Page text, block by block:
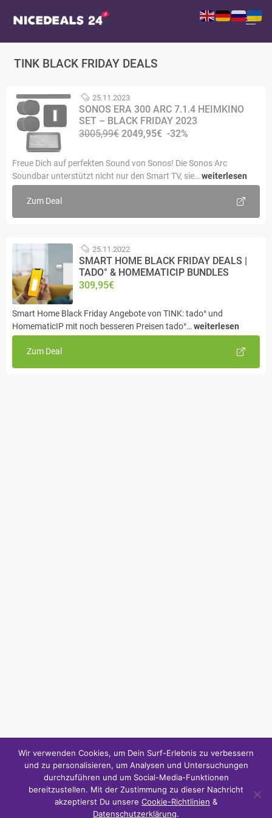
TINK BLACK FRIDAY DEALS
25.11.2023
SONOS ERA 300 ARC 7.1.4 HEIMKINO
SET – BLACK FRIDAY 2023
3005,99€ 2049,95€ -32%
Freue Dich auf perfekten Sound von Sonos! Die Sonos Arc
Soundbar unterstützt nicht nur den Smart TV, sie… weiterlesen
Zum Deal
25.11.2022
SMART HOME BLACK FRIDAY DEALS |
TADO° & HOMEMATICIP BUNDLES
309,95€
Smart Home Black Friday Angebote von TINK: tado° und
HomematicIP mit noch besseren Preisen tado°… weiterlesen
Zum Deal
Wir verwenden Cookies, um Dein Surf-Erlebnis zu verbessern
und zu personalisieren, um Analysen und Untersuchungen
durchzuführen und um Social-Media-Funktionen
bereitzustellen. Mit der Zustimmung zu dieser Nachricht
akzeptierst Du unsere Cookie-Richtlinien &
Datenschutzerklärung.